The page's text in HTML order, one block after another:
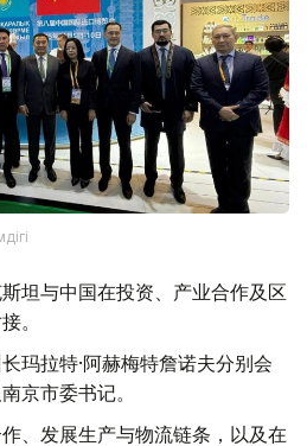
坦与中国在投资、产业合作及区
。
玛拉特·阿赫梅特詹诺夫分别会
京市委书记。
、发展生产与物流链条，以及在